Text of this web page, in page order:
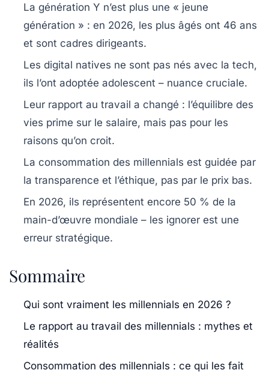
La génération Y n’est plus une « jeune
génération » : en 2026, les plus âgés ont 46 ans
et sont cadres dirigeants.
Les digital natives ne sont pas nés avec la tech,
ils l’ont adoptée adolescent – nuance cruciale.
Leur rapport au travail a changé : l’équilibre des
vies prime sur le salaire, mais pas pour les
raisons qu’on croit.
La consommation des millennials est guidée par
la transparence et l’éthique, pas par le prix bas.
En 2026, ils représentent encore 50 % de la
main-d’œuvre mondiale – les ignorer est une
erreur stratégique.
Sommaire
Qui sont vraiment les millennials en 2026 ?
Le rapport au travail des millennials : mythes et
réalités
Consommation des millennials : ce qui les fait